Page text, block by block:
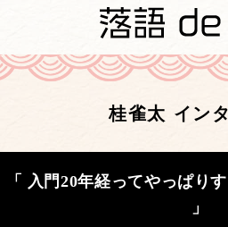
桂雀太 イン
「 入門20年経ってやっぱり
」